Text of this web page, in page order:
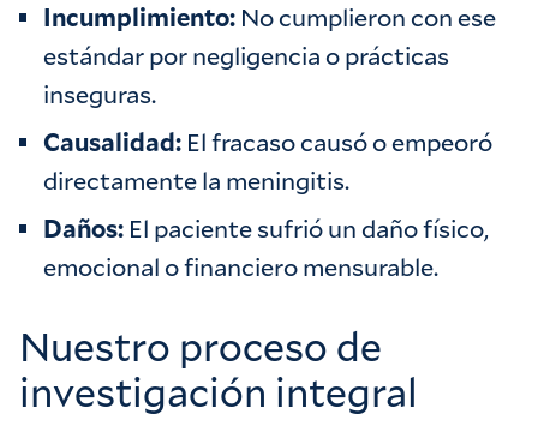
Incumplimiento: No cumplieron con ese
estándar por negligencia o prácticas
inseguras.
Causalidad: El fracaso causó o empeoró
directamente la meningitis.
Daños: El paciente sufrió un daño físico,
emocional o financiero mensurable.
Nuestro proceso de
investigación integral